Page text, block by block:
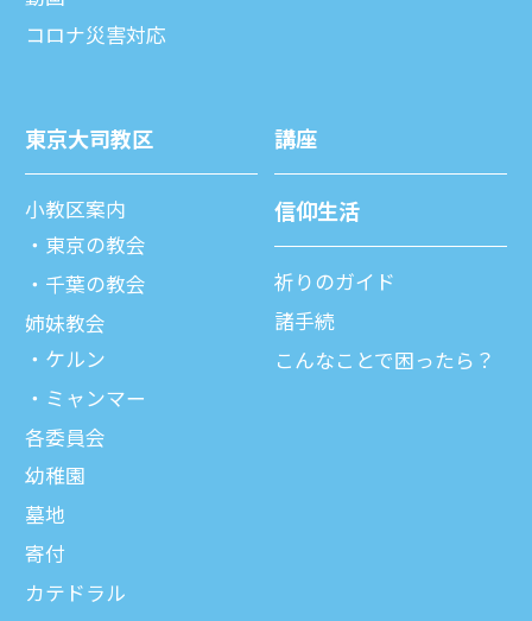
コロナ災害対応
東京⼤司教区
⼩教区案内
東京の教会
千葉の教会
姉妹教会
ケルン
ミャンマー
各委員会
幼稚園
墓地
寄付
カテドラル
講座
信仰⽣活
祈りのガイド
諸⼿続
こんなことで困ったら？